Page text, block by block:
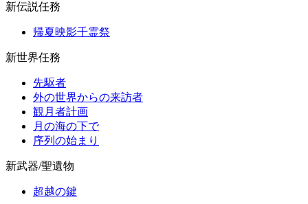
新伝説任務
帰夏映影千霊祭
新世界任務
先駆者
外の世界からの来訪者
観月者計画
月の海の下で
序列の始まり
新武器/聖遺物
超越の鍵